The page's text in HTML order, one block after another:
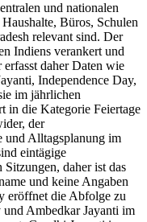
und nationalen
Büros, Schulen
relevant sind. Der
Indiens verankert und
daher Daten wie
Independence Day,
im jährlichen
in die Kategorie Feiertage
der
und Alltagsplanung im
eintägige
daher ist das
und keine Angaben
eröffnet die Abfolge zu
Ambedkar Jayanti im